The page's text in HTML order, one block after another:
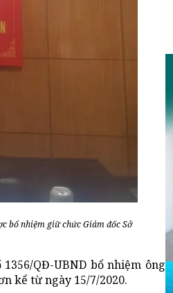
bổ nhiệm giữ chức Giám đốc Sở
QĐ-UBND bổ nhiệm ông
kể từ ngày 15/7/2020.